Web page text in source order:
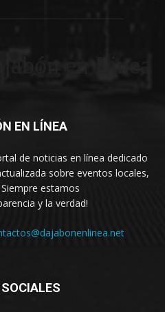
EN LÍNEA
de noticias en línea dedicado
sobre eventos locales,
estamos
y la verdad!
SOCIALES